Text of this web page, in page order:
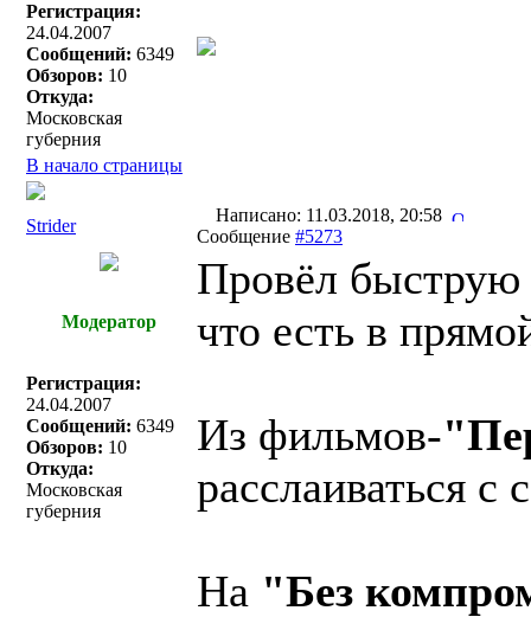
Регистрация:
24.04.2007
Сообщений: 6349
Обзоров: 10
Откуда:
Московская
губерния
В начало страницы
Strider
Написано: 11.03.2018, 20:58
Сообщение #5273
Модератор
Регистрация:
24.04.2007
Сообщений: 6349
Обзоров: 10
Откуда:
Московская
губерния
Провёл быструю
что есть в
Из фильмов-
расслаиваться с
На "Без